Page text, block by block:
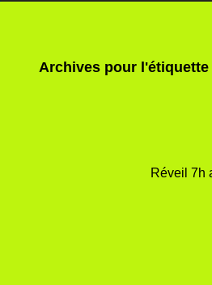
Archives pour l'étiquette
Réveil 7h